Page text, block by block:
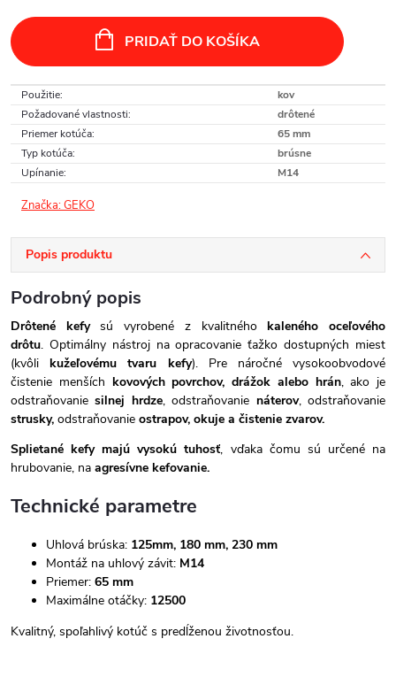
cena:
PRIDAŤ DO KOŠÍKA
Použitie:
kov
Požadované vlastnosti:
drôtené
Priemer kotúča:
65 mm
Typ kotúča:
brúsne
Upínanie: M14
Značka:GEKO
Popis produktu
Podrobný popis
Drôtené kefysú vyrobené z kvalitnéhokaleného oceľového
drôtu. Optimálny nástroj na opracovanie ťažko dostupných miest
(kvôlikužeľovému tvaru kefy). Pre náročné vysokoobvodové
čistenie menších kovových povrchov, drážok alebo hrán, ako je
odstraňovaniesilnej hrdze, odstraňovanie náterov, odstraňovanie
strusky, odstraňovanie ostrapov, okuje a čistenie zvarov.
Splietané kefy majú vysokú tuhosť, vďaka čomu sú určené na
hrubovanie, na agresívne kefovanie.
Technické parametre
Uhlová brúska: 125mm, 180 mm, 230 mm
Montáž na uhlový závit: M14
Priemer: 65 mm
Maximálne otáčky: 12500
Kvalitný, spoľahlivý kotúč s predĺženou životnosťou.